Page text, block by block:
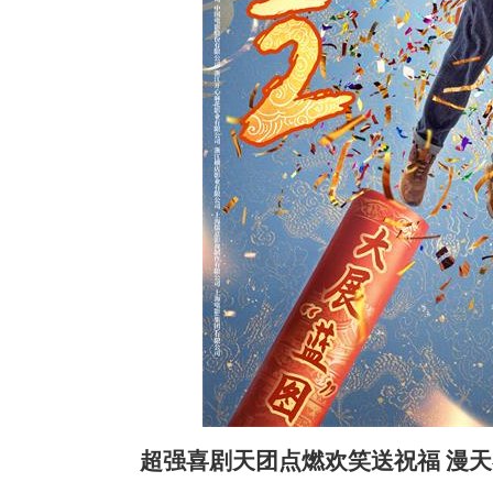
超强喜剧天团点燃欢笑送祝福 漫